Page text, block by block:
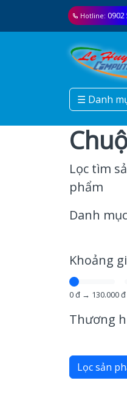
Hotline: 0902
☰ Danh
Lọc tìm
phẩm
Danh mục
Khoảng
0đ → 130.000đ
Thương
Lọc sản